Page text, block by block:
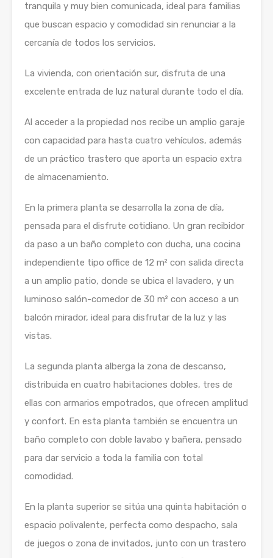
tranquila y muy bien comunicada, ideal para familias
que buscan espacio y comodidad sin renunciar a la
cercanía de todos los servicios.
La vivienda, con orientación sur, disfruta de una
excelente entrada de luz natural durante todo el día.
Al acceder a la propiedad nos recibe un amplio garaje
con capacidad para hasta cuatro vehículos, además
de un práctico trastero que aporta un espacio extra
de almacenamiento.
En la primera planta se desarrolla la zona de día,
pensada para el disfrute cotidiano. Un gran recibidor
da paso a un baño completo con ducha, una cocina
independiente tipo office de 12 m² con salida directa
a un amplio patio, donde se ubica el lavadero, y un
luminoso salón-comedor de 30 m² con acceso a un
balcón mirador, ideal para disfrutar de la luz y las
vistas.
La segunda planta alberga la zona de descanso,
distribuida en cuatro habitaciones dobles, tres de
ellas con armarios empotrados, que ofrecen amplitud
y confort. En esta planta también se encuentra un
baño completo con doble lavabo y bañera, pensado
para dar servicio a toda la familia con total
comodidad.
En la planta superior se sitúa una quinta habitación o
espacio polivalente, perfecta como despacho, sala
de juegos o zona de invitados, junto con un trastero